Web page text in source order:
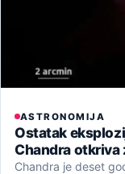
ASTRONOMIJA
Ostatak
Chandra otkriva
Chandra je deset